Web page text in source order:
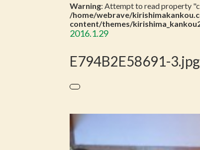
Warning: Attempt to read property
/home/webrave/
content/themes/
2016.1.29
E794B2E58691-3.jpg